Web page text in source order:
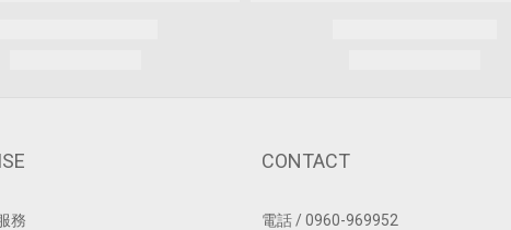
務
CONTACT
電話 / 0960-969952